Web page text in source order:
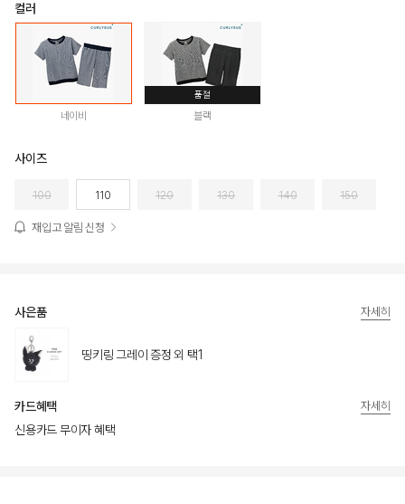
컬러
네이비
품절
블랙
사이즈
100 110 120 130 140 150
재입고 알림 신청
사은품
띵키링 그레이 증정 외 택1
자세히
카드혜택
신용카드 무이자 혜택
자세히